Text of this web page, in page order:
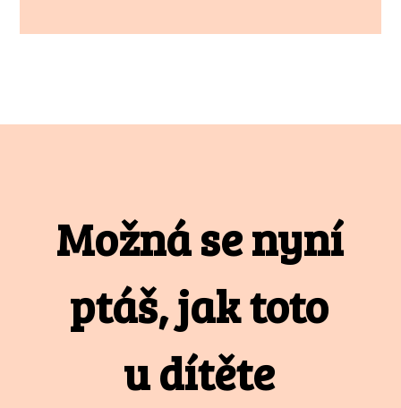
Možná se nyní
ptáš, jak toto
u dítěte